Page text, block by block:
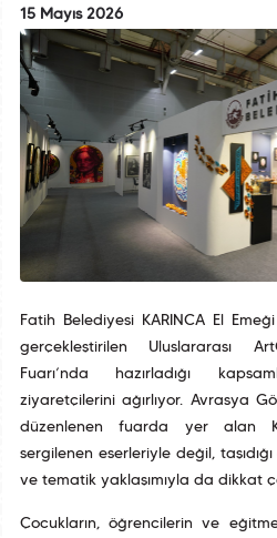
15 Mayıs 2026
Fatih Belediyesi KARINCA El
gerçekleştirilen Uluslararası
Fuarı’nda hazırladığı
ziyaretçilerini ağırlıyor. Avrasya
düzenlenen fuarda yer alan
sergilenen eserleriyle değil,
ve tematik yaklaşımıyla da dikkat
Çocukların, öğrencilerin ve